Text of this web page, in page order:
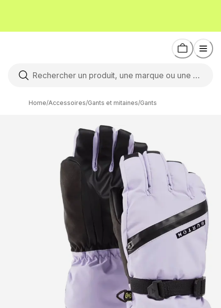
Home/Accessoires/Gants et mitaines/Gants